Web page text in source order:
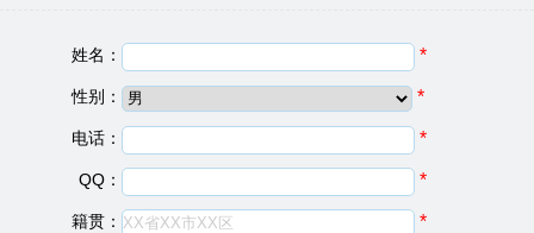
云南省昭通市财贸学校基础信息
建校日期：
院校类型： 中专学校
姓名： *
性别： *
电话： *
QQ： *
籍贯： *